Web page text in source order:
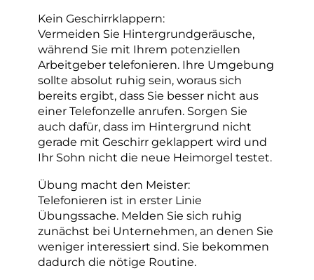
Kein Geschirrklappern:
Vermeiden Sie Hintergrundgeräusche,
während Sie mit Ihrem potenziellen
Arbeitgeber telefonieren. Ihre Umgebung
sollte absolut ruhig sein, woraus sich
bereits ergibt, dass Sie besser nicht aus
einer Telefonzelle anrufen. Sorgen Sie
auch dafür, dass im Hintergrund nicht
gerade mit Geschirr geklappert wird und
Ihr Sohn nicht die neue Heimorgel testet.
Übung macht den Meister:
Telefonieren ist in erster Linie
Übungssache. Melden Sie sich ruhig
zunächst bei Unternehmen, an denen Sie
weniger interessiert sind. Sie bekommen
dadurch die nötige Routine.